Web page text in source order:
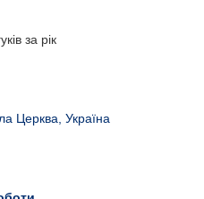
за рік
Церква, Україна